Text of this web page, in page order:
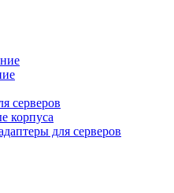
серверов
корпуса
для серверов